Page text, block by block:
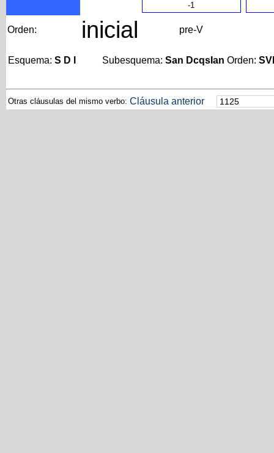
-1
Orden: inicial pre-V
Esquema: S D I Subesquema: San DcqsIan Orden:
Otras cláusulas del mismo verbo: Cláusula anterior